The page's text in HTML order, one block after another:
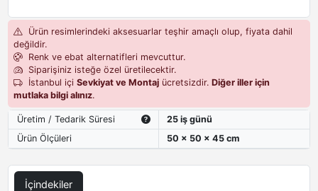
Ürün resimlerindeki aksesuarlar teşhir amaçlı olup, fiyata dahil
değildir.
Renk ve ebat alternatifleri mevcuttur.
Siparişiniz isteğe özel üretilecektir.
İstanbul içi Sevkiyat ve Montajücretsizdir. Diğer iller için
mutlaka bilgi alınız.
Üretim / Tedarik Süresi
25 iş günü
Ürün Ölçüleri
50 x 50 x 45 cm
İçindekiler